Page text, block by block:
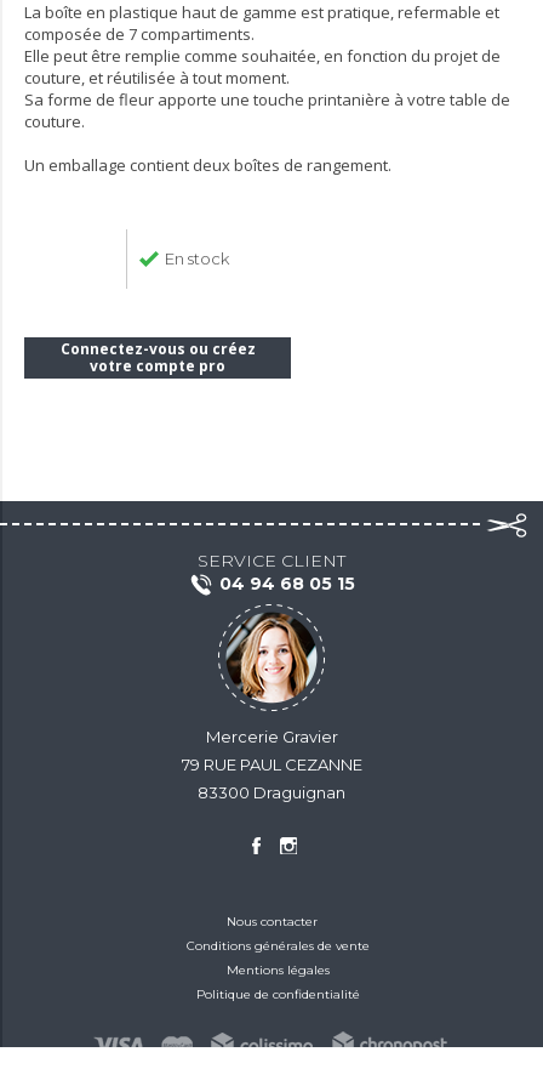
La boîte en plastique haut de gamme est pratique, refermable et
composée de 7 compartiments.
Elle peut être remplie comme souhaitée, en fonction du projet de
couture, et réutilisée à tout moment.
Sa forme de fleur apporte une touche printanière à votre table de
couture.
Un emballage contient deux boîtes de rangement.
En stock
Connectez-vous ou créez
votre compte pro
SERVICE CLIENT
04 94 68 05 15
Mercerie Gravier
79 RUE PAUL CEZANNE
83300 Draguignan
Nous contacter
Conditions générales de vente
Mentions légales
Politique de confidentialité